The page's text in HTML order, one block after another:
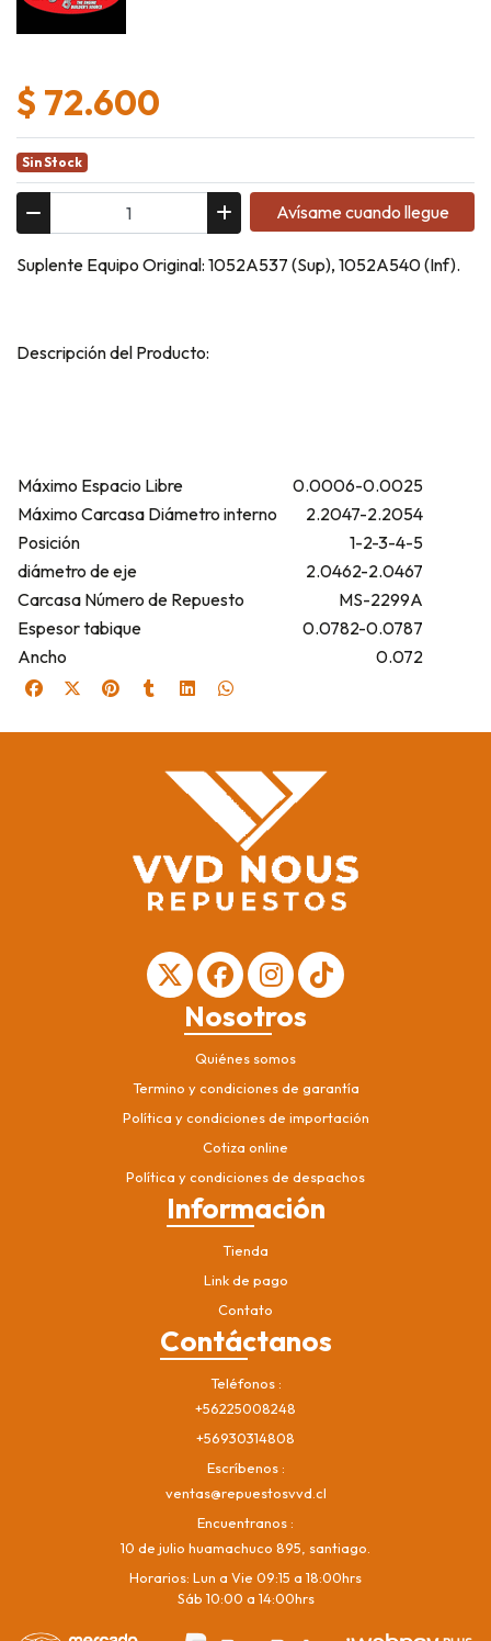
$ 72.600
Sin Stock
Avísame cuando llegue
Suplente Equipo Original: 1052A537 (Sup), 1052A540 (Inf).
Descripción del Producto:
Máximo Espacio Libre
0.0006-0.0025
Máximo Carcasa Diámetro interno
2.2047-2.2054
Posición
1-2-3-4-5
diámetro de eje
2.0462-2.0467
Carcasa Número de Repuesto
MS-2299A
Espesor tabique
0.0782-0.0787
Ancho
0.072
Nosotros
Quiénes somos
Termino y condiciones de garantía
Política y condiciones de importación
Cotiza online
Política y condiciones de despachos
Información
Tienda
Link de pago
Contato
Contáctanos
Teléfonos
+56225008248
+56930314808
Escríbenos
ventas@repuestosvvd.cl
Encuentranos
10 de julio huamachuco 895, santiago.
Horarios: Lun a Vie 09:15 a 18:00hrs
Sáb 10:00 a 14:00hrs